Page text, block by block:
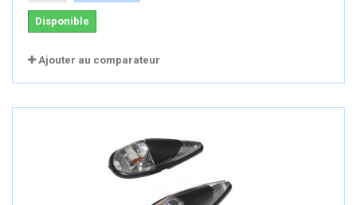
Disponible
Ajouter au comparateur